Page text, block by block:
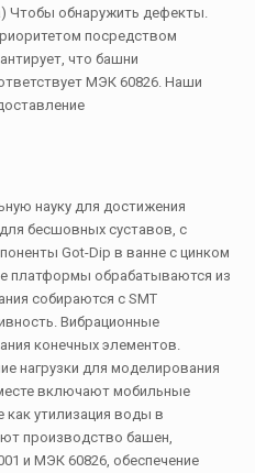
Чтобы обнаружить дефекты.
посредством
что башни
МЭК 60826. Наши
науку для достижения
бесшовных суставов, с
Got-Dip в ванне с цинком
платформы обрабатываются из
собираются с SMT
Вибрационные
конечных элементов.
нагрузки для моделирования
включают мобильные
как утилизация воды в
производство башен,
и МЭК 60826, обеспечение